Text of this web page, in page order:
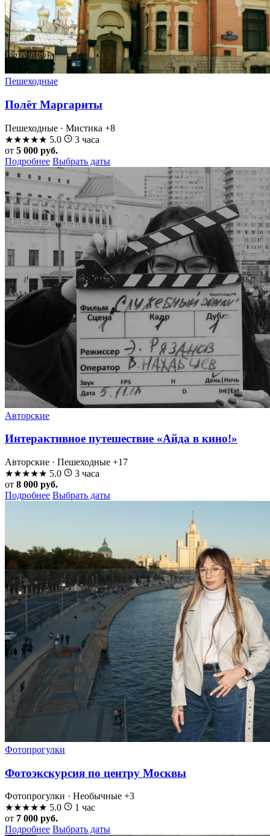
Пешеходные
Полёт Маргариты
Пешеходные · Мистика +8
★★★★★ 5.0
3 часа
от 5 000 руб.
Подробнее Выбрать даты
Авторские
Интерактивное путешествие «Айда в кино!»
Авторские · Пешеходные +17
★★★★★ 5.0
3 часа
от 8 000 руб.
Подробнее Выбрать даты
Фотопрогулки
Фотоэкскурсия по центру Москвы
Фотопрогулки · Необычные +3
★★★★★ 5.0
1 час
от 7 000 руб.
Подробнее Выбрать даты